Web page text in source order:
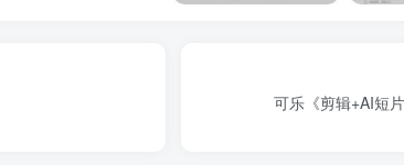
可乐《剪辑+AI短